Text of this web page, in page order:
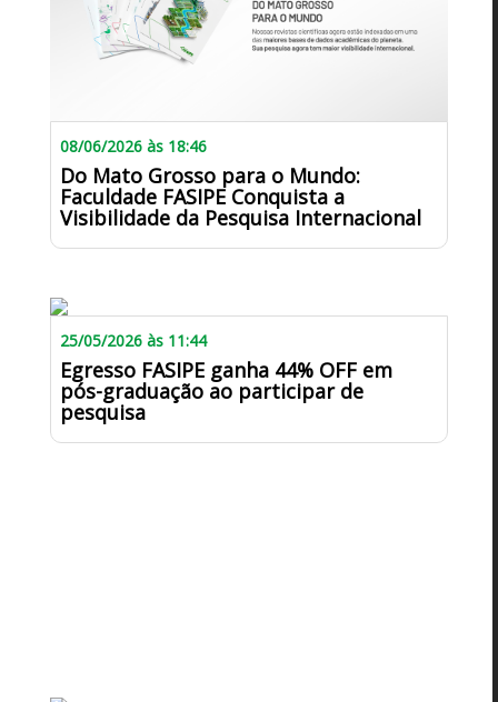
08/06/2026 às 18:46
Do Mato Grosso para o Mundo:
Faculdade FASIPE Conquista a
Visibilidade da Pesquisa Internacional
25/05/2026 às 11:44
Egresso FASIPE ganha 44% OFF em
pós-graduação ao participar de
pesquisa